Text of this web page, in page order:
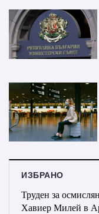
ИЗБРАНО
Труден за
Хавиер Милей в